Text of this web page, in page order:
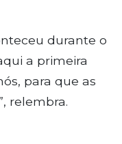
durante o
a primeira
para que as
relembra.